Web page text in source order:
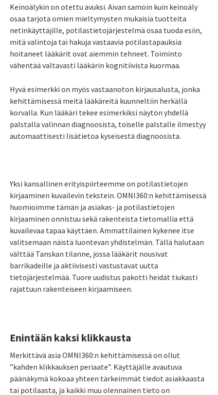
Keinoälykin on otettu avuksi. Aivan samoin kuin keinoäly
osaa tarjota omien mieltymysten mukaisia tuotteita
netinkäyttäjille, potilastietojärjestelmä osaa tuoda esiin,
mitä valintoja tai hakuja vastaavia potilastapauksia
hoitaneet lääkärit ovat aiemmin tehneet. Toiminto
vähentää valtavasti lääkärin kognitiivista kuormaa.
Hyvä esimerkki on myös vastaanoton kirjausalusta, jonka
kehittämisessä meitä lääkäreitä kuunneltiin herkällä
korvalla. Kun lääkäri tekee esimerkiksi näytön yhdellä
palstalla valinnan diagnoosista, toiselle palstalle ilmestyy
automaattisesti lisätietoa kyseisestä diagnoosista.
Yksi kansallinen erityispiirteemme on potilastietojen
kirjaaminen kuvailevin tekstein. OMNI360:n kehittämisessä
huomioimme tämän ja asiakas- ja potilastietojen
kirjaaminen onnistuu sekä rakenteista tietomallia että
kuvailevaa tapaa käyttäen. Ammattilainen kykenee itse
valitsemaan näistä luontevan yhdistelmän. Tällä halutaan
välttää Tanskan tilanne, jossa lääkärit nousivat
barrikadeille ja aktiivisesti vastustavat uutta
tietojärjestelmää. Tuore uudistus pakotti heidät tiukasti
rajattuun rakenteiseen kirjaamiseen.
Enintään kaksi klikkausta
Merkittävä asia OMNI360:n kehittämisessä on ollut
”kahden klikkauksen periaate”. Käyttäjälle avautuva
päänäkymä kokoaa yhteen tärkeimmät tiedot asiakkaasta
tai potilaasta, ja kaikki muu olennainen tieto on